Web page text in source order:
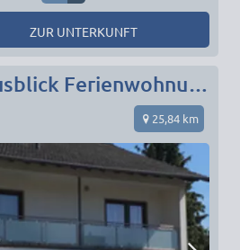
ZUR UNTERKUNFT
Pension Taunusblick Ferienwohnung und Apartments
25,84 km